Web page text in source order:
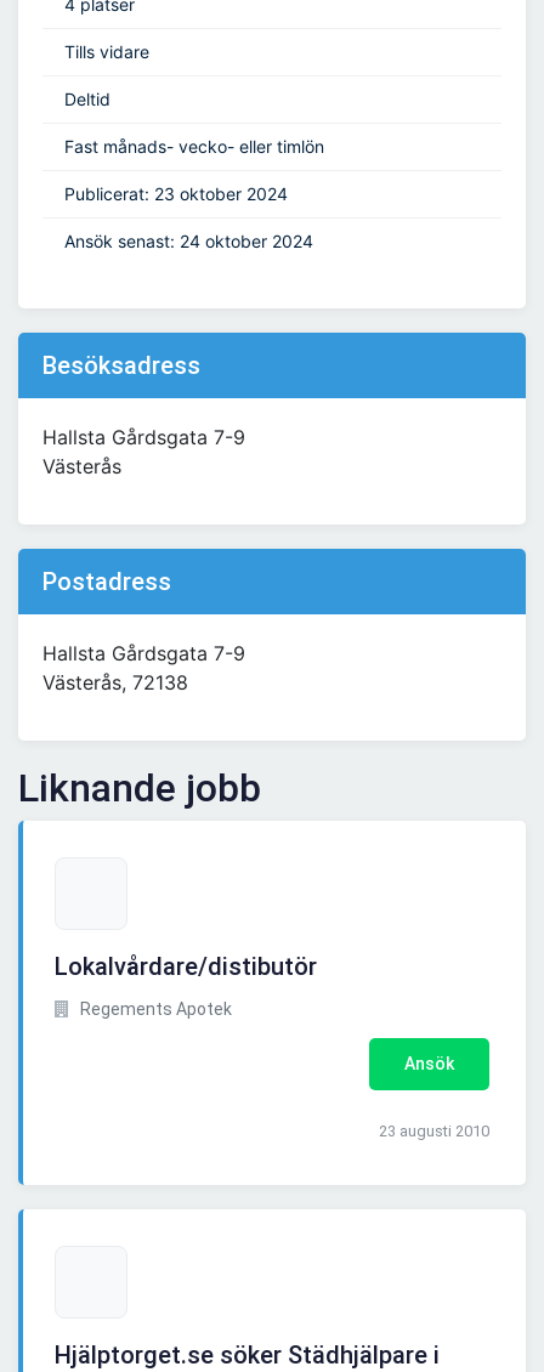
4 platser
Tills vidare
Deltid
Fast månads- vecko- eller timlön
Publicerat: 23 oktober 2024
Ansök senast: 24 oktober 2024
Besöksadress
Hallsta Gårdsgata 7-9
Västerås
Postadress
Hallsta Gårdsgata 7-9
Västerås, 72138
Liknande jobb
Lokalvårdare/distibutör
Regements Apotek
Ansök
23 augusti 2010
Hjälptorget.se söker Städhjälpare i